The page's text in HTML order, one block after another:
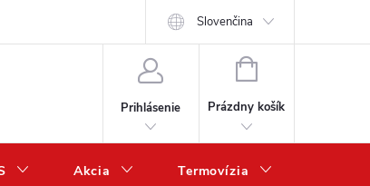
Slovenčina
Prihlásenie
NÁKUPNÝ
Prázdny košík
Akcia Termovízia